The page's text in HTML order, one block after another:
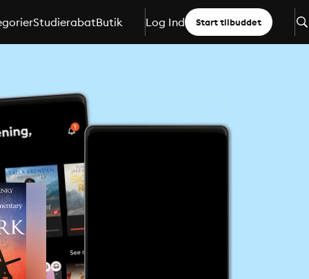
StudierabatButik Log Ind Start tilbuddet